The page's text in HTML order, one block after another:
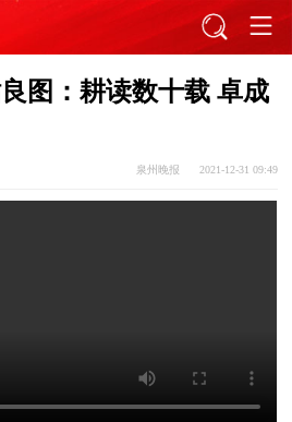
良图：耕读数十载 卓成
泉州晚报 2021-12-31 09:49